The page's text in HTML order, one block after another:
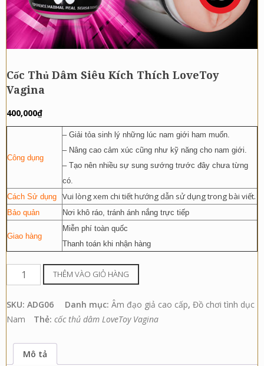
Cốc Thủ Dâm Siêu Kích Thích LoveToy
Vagina
400,000₫
Công dụng
– Giải tỏa sinh lý những lúc nam giới ham muốn.
– Nâng cao cảm xúc cũng như kỹ năng cho nam giới.
– Tạo nên nhiều sự sung sướng trước đây chưa từng
có.
Cách Sử dụng
Vui lòng xem chi tiết hướng dẫn sử dụng trong bài viết.
Bảo quản Nơi khô ráo, tránh ánh nắng trực tiếp
Giao hàng
Miễn phí toàn quốc
Thanh toán khi nhận hàng
Thủ
Dâm
Siêu
Thích
LoveToy
THÊM VÀO GIỎ HÀNG
SKU: ADG06 Danh mục: Âm đạo giả cao cấp, Đồ chơi tình dục
Nam
Thẻ: cốc thủ dâm LoveToy Vagina
Mô tả